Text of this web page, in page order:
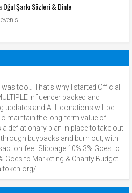
Oğul Şarkı Sözleri & Dinle
si...
too… That’s why I started Official
Influencer backed and
updates and ALL donations will be
maintain the long-term value of
deflationary plan in place to take out
buybacks and burn out, with
fee | Slippage 10% 3% Goes to
Goes to Marketing & Charity Budget